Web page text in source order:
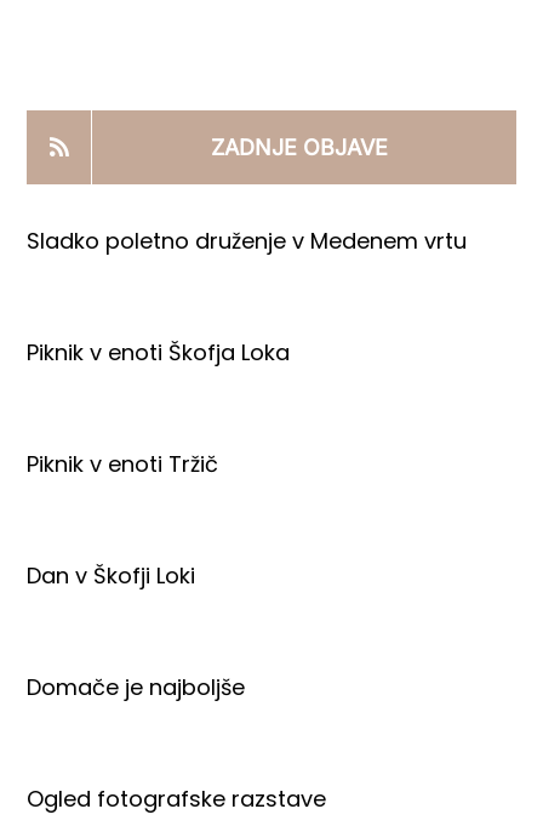
PRODAJNI IZDELKI
AKTUALNO
ZADNJE OBJAVE
Sladko poletno druženje v Medenem vrtu
Piknik v enoti Škofja Loka
Piknik v enoti Tržič
Dan v Škofji Loki
Domače je najboljše
Ogled fotografske razstave